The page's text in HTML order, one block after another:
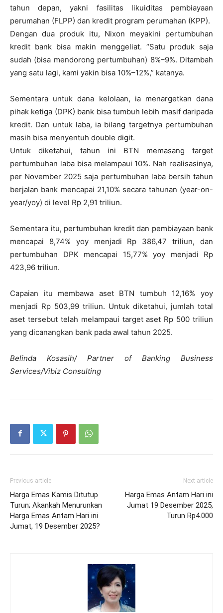
tahun depan, yakni fasilitas likuiditas pembiayaan
perumahan (FLPP) dan kredit program perumahan (KPP).
Dengan dua produk itu, Nixon meyakini pertumbuhan
kredit bank bisa makin menggeliat. “Satu produk saja
sudah (bisa mendorong pertumbuhan) 8%–9%. Ditambah
yang satu lagi, kami yakin bisa 10%–12%,” katanya.
Sementara untuk dana kelolaan, ia menargetkan dana
pihak ketiga (DPK) bank bisa tumbuh lebih masif daripada
kredit. Dan untuk laba, ia bilang targetnya pertumbuhan
masih bisa menyentuh double digit.
Untuk diketahui, tahun ini BTN memasang target
pertumbuhan laba bisa melampaui 10%. Nah realisasinya,
per November 2025 saja pertumbuhan laba bersih tahun
berjalan bank mencapai 21,10% secara tahunan (year-on-
year/yoy) di level Rp 2,91 triliun.
Sementara itu, pertumbuhan kredit dan pembiayaan bank
mencapai 8,74% yoy menjadi Rp 386,47 triliun, dan
pertumbuhan DPK mencapai 15,77% yoy menjadi Rp
423,96 triliun.
Capaian itu membawa aset BTN tumbuh 12,16% yoy
menjadi Rp 503,99 triliun. Untuk diketahui, jumlah total
aset tersebut telah melampaui target aset Rp 500 triliun
yang dicanangkan bank pada awal tahun 2025.
Belinda Kosasih/ Partner of Banking Business
Services/Vibiz Consulting
Previous article
Harga Emas Kamis Ditutup
Turun; Akankah Menurunkan
Harga Emas Antam Hari ini
Jumat, 19 Desember 2025?
Next article
Harga Emas Antam Hari ini
Jumat 19 Desember 2025,
Turun Rp4.000